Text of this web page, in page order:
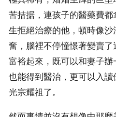
苦拮据，連孩子的醫藥費
生拒絕治療的他，頓時像
奮，腦裡不停憧憬著變賣
富裕起來，既可以和妻子
也能得到醫治，更可以入
光宗耀祖了。